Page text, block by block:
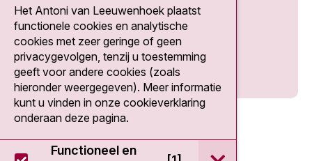
Social media
Het Antoni van Leeuwenhoek plaatst
functionele cookies en analytische
cookies met zeer geringe of geen
privacygevolgen, tenzij u toestemming
geeft voor andere cookies (zoals
hieronder weergegeven). Meer informatie
kunt u vinden in onze cookieverklaring
onderaan deze pagina.
Functioneel en
open / sluit